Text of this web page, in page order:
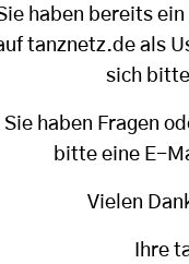
haben bereits
tanznetz.de als
sich bitte
Sie haben Fragen
bitte eine E-
Vielen
Ihre